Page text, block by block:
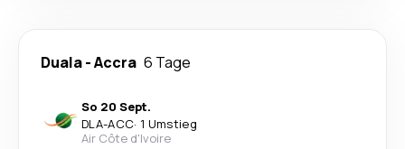
Duala-Accra 6 Tage
So 20 Sept.
DLA-ACC· 1 Umstieg
Air Côte d'Ivoire